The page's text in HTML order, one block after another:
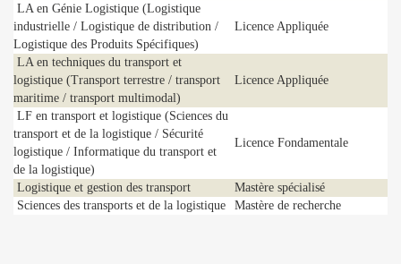
LA en Génie Logistique (Logistique
industrielle / Logistique de distribution /
Logistique des Produits Spécifiques)
Licence Appliquée
LA en techniques du transport et
logistique (Transport terrestre / transport
maritime / transport multimodal)
Licence Appliquée
LF en transport et logistique (Sciences du
transport et de la logistique / Sécurité
logistique / Informatique du transport et
de la logistique)
Licence Fondamentale
Logistique et gestion des transport
Mastère spécialisé
Sciences des transports et de la logistique
Mastère de recherche